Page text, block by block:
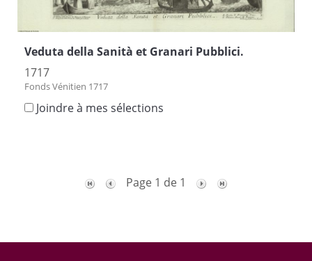
Veduta della Sanità et Granari Pubblici.
1717
Fonds Vénitien 1717
Joindre à mes sélections
Page 1 de 1